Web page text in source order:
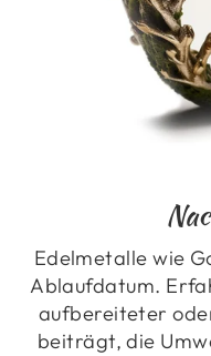
Edelmetalle wie
Ablaufdatum.
aufbereiteter
beiträgt, die